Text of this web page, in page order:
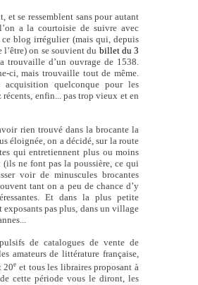
et se ressemblent sans pour autant
a la courtoisie de suivre avec
blog irrégulier (mais qui, depuis
l’être) on se souvient du billet du 3
trouvaille d’un ouvrage de 1538.
ci, mais trouvaille tout de même.
quelconque pour les
récents, enfin... pas trop vieux et en
rien trouvé dans la brocante la
éloignée, on a décidé, sur la route
qui entretiennent plus ou moins
ne font pas la poussière, ce qui
voir de minuscules brocantes
tant on a peu de chance d’y
Et dans la plus petite
exposants pas plus, dans un village
de catalogues de vente de
amateurs de littérature française,
20e et tous les libraires proposant à
cette période vous le diront, les